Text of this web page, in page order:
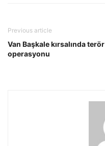
Previous article
Van Başkale kırsalında terör
operasyonu